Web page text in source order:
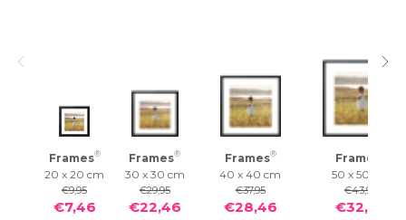
Frames®
20 x 20 cm
€9,95
€7,46
Frames®
30 x 30 cm
€29,95
€22,46
Frames®
40 x 40 cm
€37,95
€28,46
Frames
50 x 50 cm
€43,95
€32,96